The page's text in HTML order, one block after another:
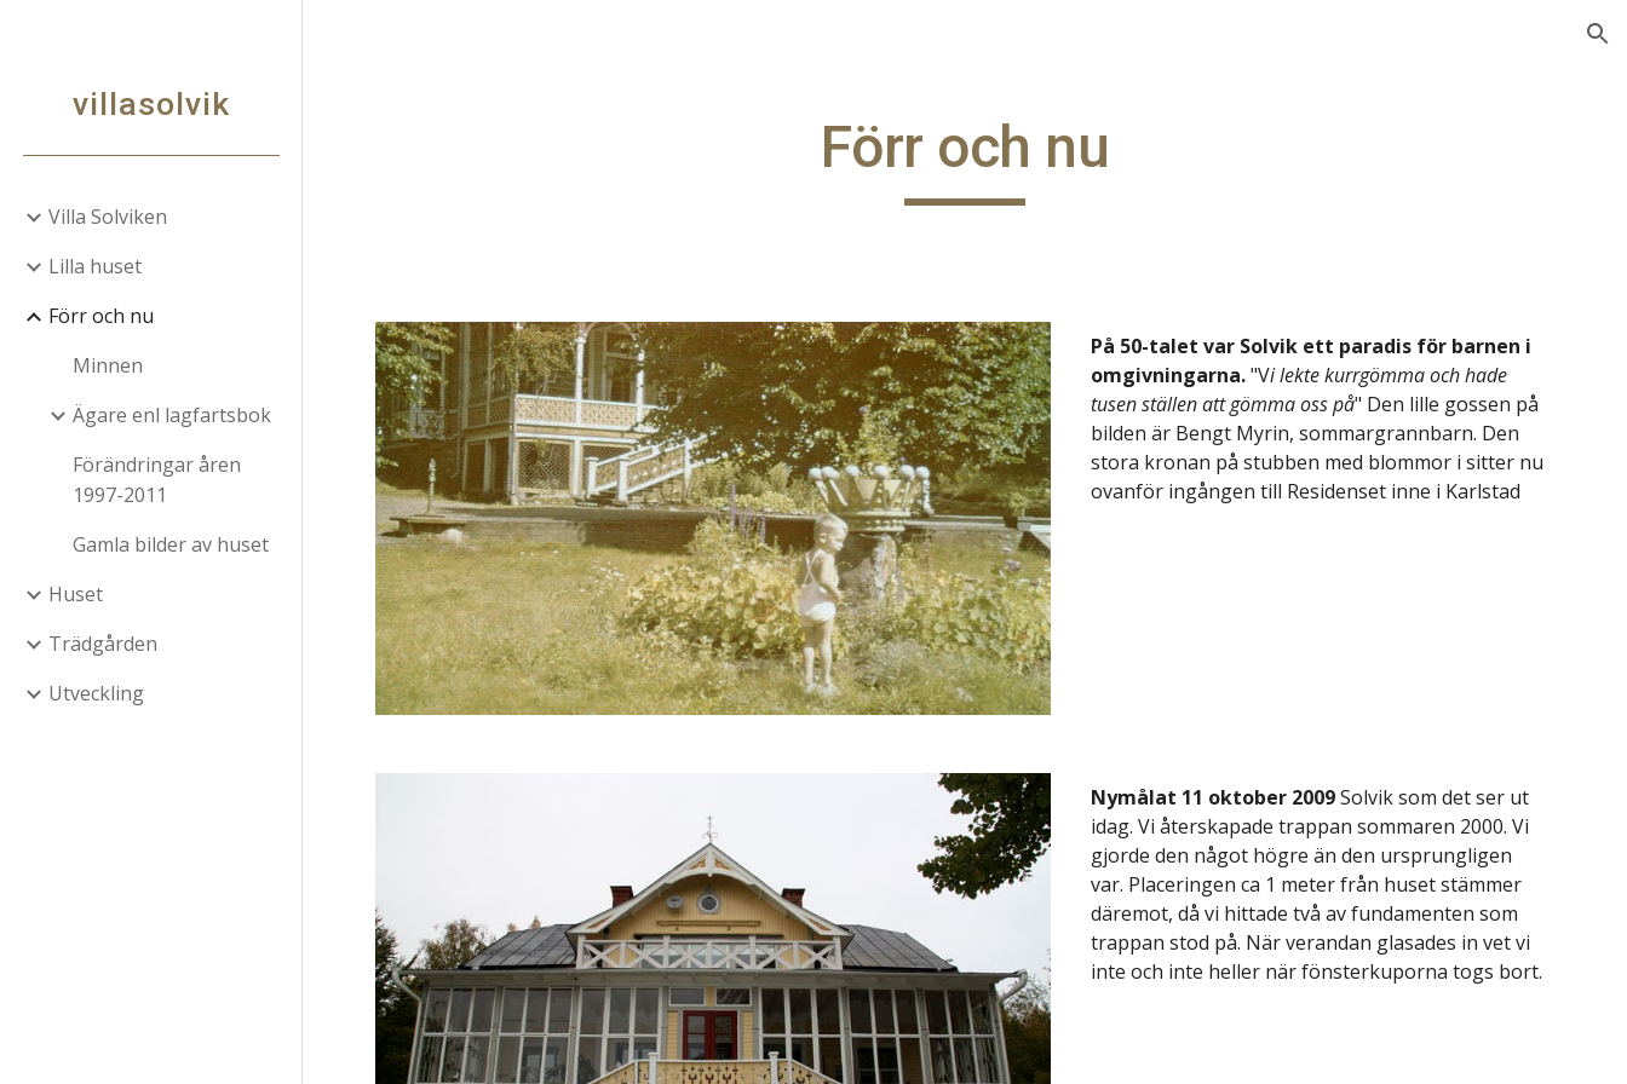
villasolvik
Villa Solviken
Lilla huset
Förr och nu
Minnen
Ägare enl lagfartsbok
Förändringar åren
1997-2011
Gamla bilder av huset
Huset
Trädgården
Utveckling
Förr och nu
På 50-talet var Solvik ett paradis för barnen i
omgivningarna. "Vi lekte kurrgömma och hade
tusen ställen att gömma oss på" Den lille gossen på
bilden är Bengt Myrin, sommargrannbarn. Den
stora kronan på stubben med blommor i sitter nu
ovanför ingången till Residenset inne i Karlstad
Nymålat 11 oktober 2009 Solvik som det ser ut
idag. Vi återskapade trappan sommaren 2000. Vi
gjorde den något högre än den ursprungligen
var. Placeringen ca 1 meter från huset stämmer
däremot, då vi hittade två av fundamenten som
trappan stod på. När verandan glasades in vet vi
inte och inte heller när fönsterkuporna togs bort.